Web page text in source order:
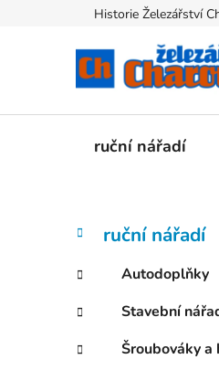
Historie Železářství
ruční nářadí
P
s
r
a
Přeskočit
kategorie
K
a
e
g
o
r
ruční nářadí
Autodoplňky
Stavební
Šroubováky a